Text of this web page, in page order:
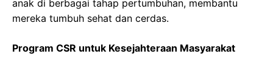
anak di berbagai tahap pertumbuhan, membantu
mereka tumbuh sehat dan cerdas.
Program CSR untuk Kesejahteraan Masyarakat